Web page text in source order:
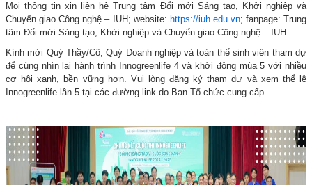
Mọi thông tin xin liên hệ Trung tâm Đổi mới Sáng tạo, Khởi nghiệp và
Chuyển giao Công nghệ – IUH; website: https://iuh.edu.vn; fanpage: Trung
tâm Đổi mới Sáng tạo, Khởi nghiệp và Chuyển giao Công nghệ – IUH.
Kính mời Quý Thầy/Cô, Quý Doanh nghiệp và toàn thể sinh viên tham dự
để cùng nhìn lại hành trình Innogreenlife 4 và khởi động mùa 5 với nhiều
cơ hội xanh, bền vững hơn. Vui lòng đăng ký tham dự và xem thể lệ
Innogreenlife lần 5 tại các đường link do Ban Tổ chức cung cấp.